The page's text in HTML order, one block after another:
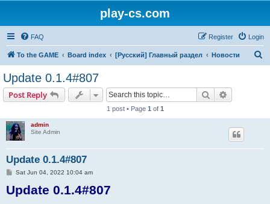
play-cs.com
FAQ Login
Register
To the GAME Board index [Русский] Главный раздел Новости
Update 0.1.4#807
Post Reply Search
1 post • Page 1 of 1
admin
Site Admin
Update 0.1.4#807
P
s
t
Sat Jun 04, 2022 10:04 am
Update 0.1.4#807